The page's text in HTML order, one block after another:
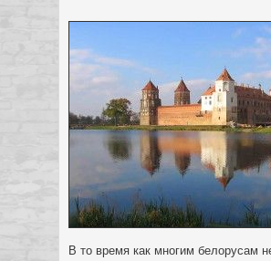
В то время как многим белорусам